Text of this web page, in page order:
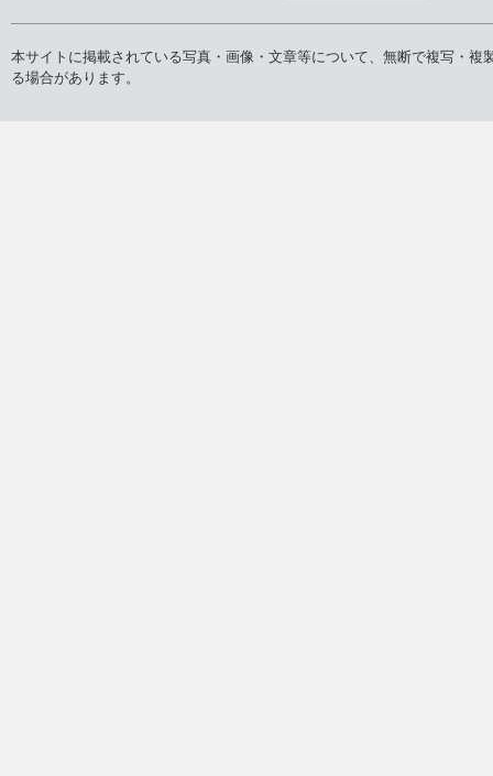
本サイトに掲載されている写真・画像・文章等について、無断で複写・
る場合があります。